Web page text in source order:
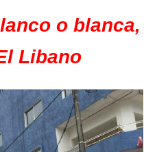
o blanca,
Libano